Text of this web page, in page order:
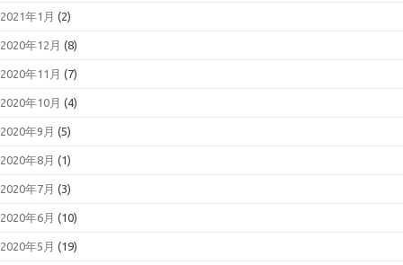
2021年1月 (2)
2020年12月 (8)
2020年11月 (7)
2020年10月 (4)
2020年9月 (5)
2020年8月 (1)
2020年7月 (3)
2020年6月 (10)
2020年5月 (19)